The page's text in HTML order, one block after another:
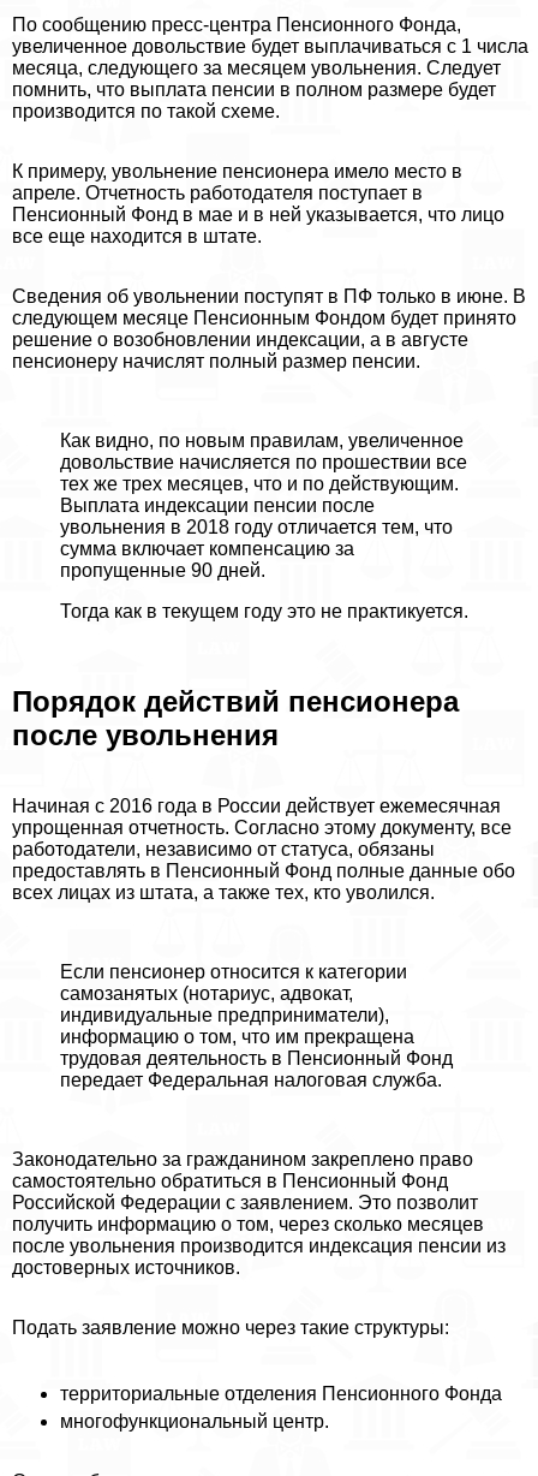
По сообщению пресс-центра Пенсионного Фонда,
увеличенное довольствие будет выплачиваться с 1 числа
месяца, следующего за месяцем увольнения. Следует
помнить, что выплата пенсии в полном размере будет
производится по такой схеме.
К примеру, увольнение пенсионера имело место в
апреле. Отчетность работодателя поступает в
Пенсионный Фонд в мае и в ней указывается, что лицо
все еще находится в штате.
Сведения об увольнении поступят в ПФ только в июне. В
следующем месяце Пенсионным Фондом будет принято
решение о возобновлении индексации, а в августе
пенсионеру начислят полный размер пенсии.
Как видно, по новым правилам, увеличенное
довольствие начисляется по прошествии все
тех же трех месяцев, что и по действующим.
Выплата индексации пенсии после
увольнения в 2018 году отличается тем, что
сумма включает компенсацию за
пропущенные 90 дней.
Тогда как в текущем году это не пpaктикуется.
Порядок действий пенсионера
после увольнения
Начиная с 2016 года в России действует ежемecячная
упрощенная отчетность. Согласно этому документу, все
работодатели, независимо от статуса, обязаны
предоставлять в Пенсионный Фонд полные данные обо
всех лицах из штата, а также тех, кто уволился.
Если пенсионер относится к категории
самозанятых (нотариус, адвокат,
индивидуальные предприниматели),
информацию о том, что им прекращена
трудовая деятельность в Пенсионный Фонд
передает Федеральная налоговая служба.
Законодательно за гражданином закреплено право
самостоятельно обратиться в Пенсионный Фонд
Российской Федерации с заявлением. Это позволит
получить информацию о том, через сколько месяцев
после увольнения производится индексация пенсии из
достоверных источников.
Подать заявление можно через такие структуры:
территориальные отделения Пенсионного Фонда
многофункциональный центр.